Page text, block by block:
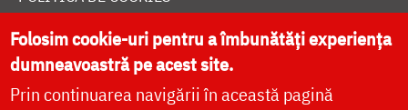
DONEAZĂ ONLINE PENTRU CATEDRALA NAȚIONALĂ
LIVE
Folosim cookie-uri pentru a îmbunătăți experiența
dumneavoastră pe acest site.
Prin continuarea navigării în această pagină